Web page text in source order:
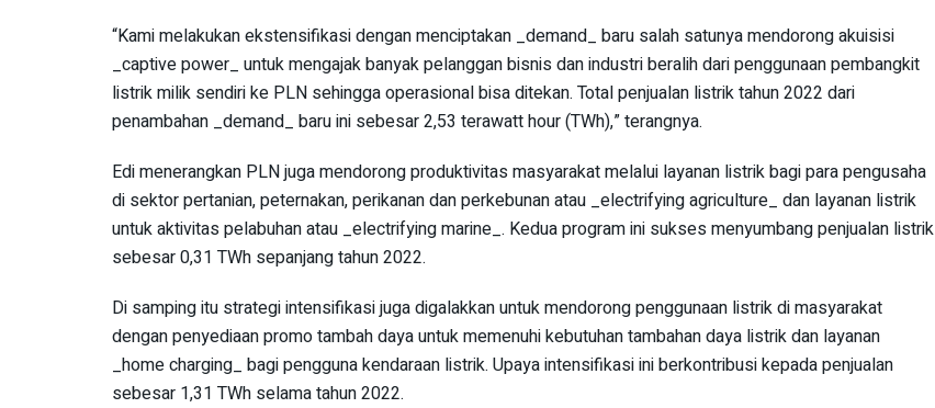
“Kami melakukan ekstensifikasi dengan menciptakan _demand_ baru salah satunya mendorong akuisisi
_captive power_ untuk mengajak banyak pelanggan bisnis dan industri beralih dari penggunaan pembangkit
listrik milik sendiri ke PLN sehingga operasional bisa ditekan. Total penjualan listrik tahun 2022 dari
penambahan _demand_ baru ini sebesar 2,53 terawatt hour (TWh),” terangnya.
Edi menerangkan PLN juga mendorong produktivitas masyarakat melalui layanan listrik bagi para pengusaha
di sektor pertanian, peternakan, perikanan dan perkebunan atau _electrifying agriculture_ dan layanan listrik
untuk aktivitas pelabuhan atau _electrifying marine_. Kedua program ini sukses menyumbang penjualan listrik
sebesar 0,31 TWh sepanjang tahun 2022.
Di samping itu strategi intensifikasi juga digalakkan untuk mendorong penggunaan listrik di masyarakat
dengan penyediaan promo tambah daya untuk memenuhi kebutuhan tambahan daya listrik dan layanan
_home charging_ bagi pengguna kendaraan listrik. Upaya intensifikasi ini berkontribusi kepada penjualan
sebesar 1,31 TWh selama tahun 2022.